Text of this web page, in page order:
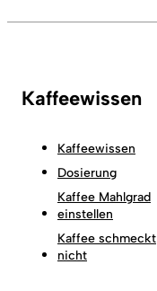
Kaffeewissen
Kaffeewissen
Dosierung
Kaffee Mahlgrad
einstellen
Kaffee schmeckt
nicht